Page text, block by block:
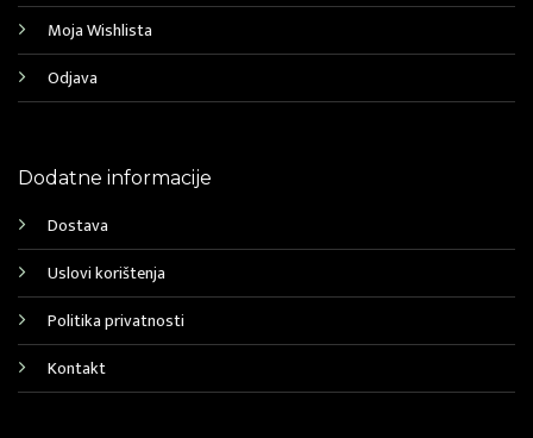
Moja Wishlista
Odjava
Dodatne informacije
Dostava
Uslovi korištenja
Politika privatnosti
Kontakt